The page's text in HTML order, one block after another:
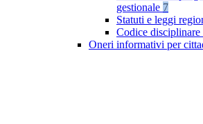
gestionale 7
Statuti e leggi
Codice disciplinare
Oneri informativi per